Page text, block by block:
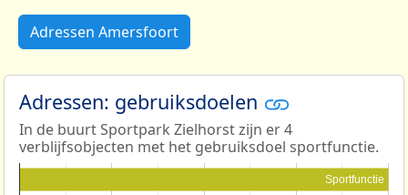
Adressen Amersfoort
Adressen: gebruiksdoelen
In de buurt Sportpark Zielhorst zijn er 4
verblijfsobjecten met het gebruiksdoel sportfunctie.
Sportfunctie